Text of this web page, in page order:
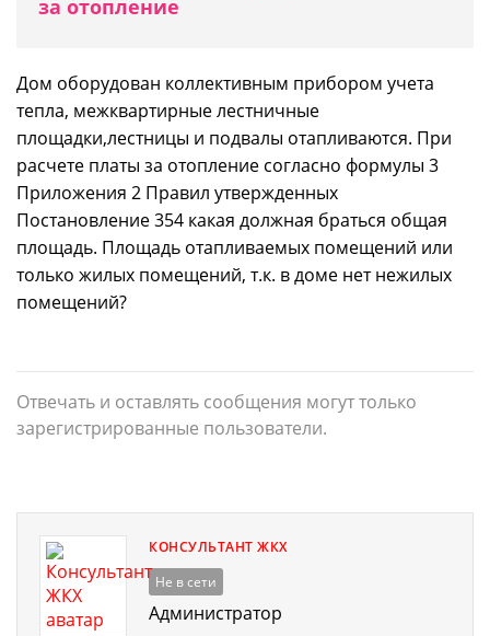
за отопление
Дом оборудован коллективным прибором учета
тепла, межквартирные лестничные
площадки,лестницы и подвалы отапливаются. При
расчете платы за отопление согласно формулы 3
Приложения 2 Правил утвержденных
Постановление 354 какая должная браться общая
площадь. Площадь отапливаемых помещений или
только жилых помещений, т.к. в доме нет нежилых
помещений?
Отвечать и оставлять сообщения могут только
зарегистрированные пользователи.
КОНСУЛЬТАНТ ЖКХ
Не в сети
Администратор